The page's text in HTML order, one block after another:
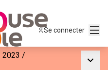
Se connecter
2023 /